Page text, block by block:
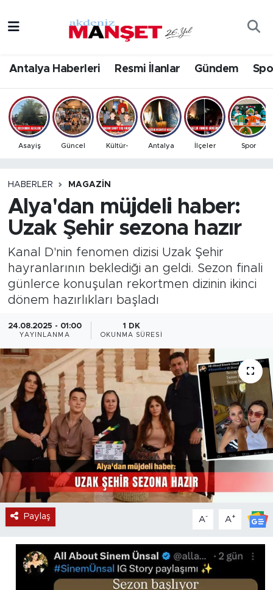
Antalya Haberleri Resmi İlanlar Gündem
Asayiş Güncel Kültür- Antalya İlçeler Spor
HABERLER MAGAZIN
Alya'dan müjdeli haber:
Uzak Şehir sezona hazır
Kanal D'nin fenomen dizisi Uzak Şehir
hayranlarının beklediği an geldi. Sezon finali
günlerce konuşulan rekortmen dizinin ikinci
dönem hazırlıkları başladı
24.08.2025 - 01:00
YAYINLANMA
1 DK
OKUNMA SÜRESI
Paylaş A- A+
Bilim & Teknoloji
Eğitim
Ekonomi
Gündem
İlçeler
Kültür- Sanat
Magazin
Özel Haber
Politika
Resmi İlanlar
Sağlık
Spor
Turizm
Antalya Hava Durumu
Antalya Namaz Vakitleri
Antalya Trafik Yoğunluk Haritası
Tüm Manşetler
Son Dakika Haberleri
Haber Arşivi